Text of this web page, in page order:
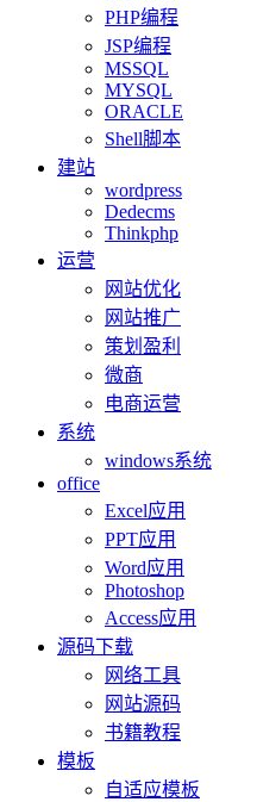
PHP编程
JSP编程
MSSQL
MYSQL
ORACLE
Shell脚本
建站
wordpress
Dedecms
Thinkphp
运营
网站优化
网站推广
策划盈利
微商
电商运营
系统
windows系统
office
Excel应用
PPT应用
Word应用
Photoshop
Access应用
源码下载
网络工具
网站源码
书籍教程
模板
自适应模板